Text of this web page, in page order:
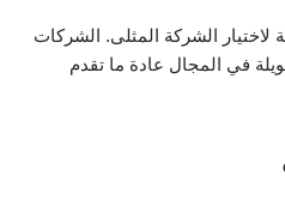
لاختيار الشركة المثلى. الشركات
في المجال عادة ما تقدم